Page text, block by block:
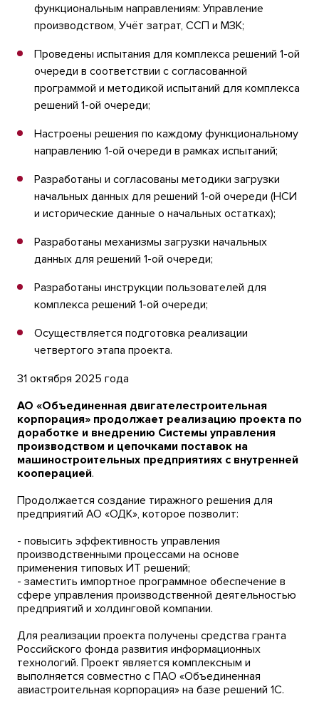
функциональным направлениям: Управление
производством, Учёт затрат, ССП и МЗК;
Проведены испытания для комплекса решений 1-ой
очереди в соответствии с согласованной
программой и методикой испытаний для комплекса
решений 1-ой очереди;
Настроены решения по каждому функциональному
направлению 1-ой очереди в рамках испытаний;
Разработаны и согласованы методики загрузки
начальных данных для решений 1-ой очереди (НСИ
и исторические данные о начальных остатках);
Разработаны механизмы загрузки начальных
данных для решений 1-ой очереди;
Разработаны инструкции пользователей для
комплекса решений 1-ой очереди;
Осуществляется подготовка реализации
четвертого этапа проекта.
31 октября 2025 года
АО «Объединенная двигателестроительная
корпорация» продолжает реализацию проекта по
доработке и внедрению Системы управления
производством и цепочками поставок на
машиностроительных предприятиях с внутренней
кооперацией.
Продолжается создание тиражного решения для
предприятий АО «ОДК», которое позволит:
- повысить эффективность управления
производственными процессами на основе
применения типовых ИТ решений;
- заместить импортное программное обеспечение в
сфере управления производственной деятельностью
предприятий и холдинговой компании.
Для реализации проекта получены средства гранта
Российского фонда развития информационных
технологий. Проект является комплексным и
выполняется совместно с ПАО «Объединенная
авиастроительная корпорация» на базе решений 1С.